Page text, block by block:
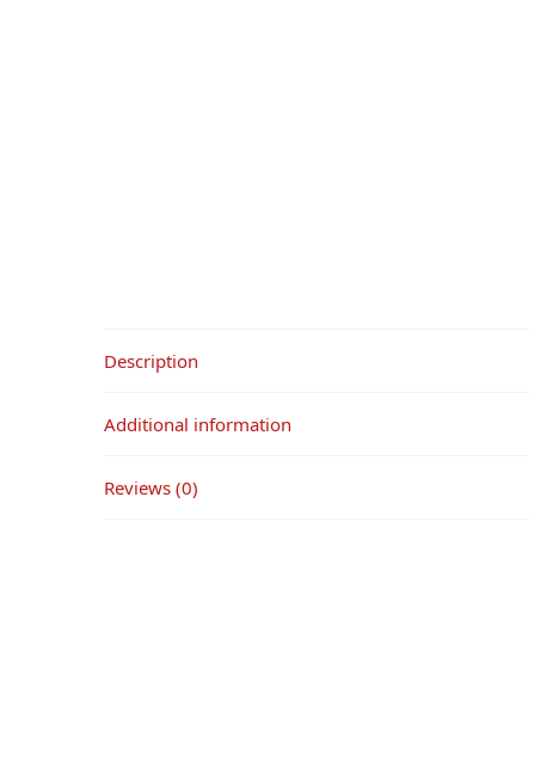
Description
Additional information
Reviews (0)